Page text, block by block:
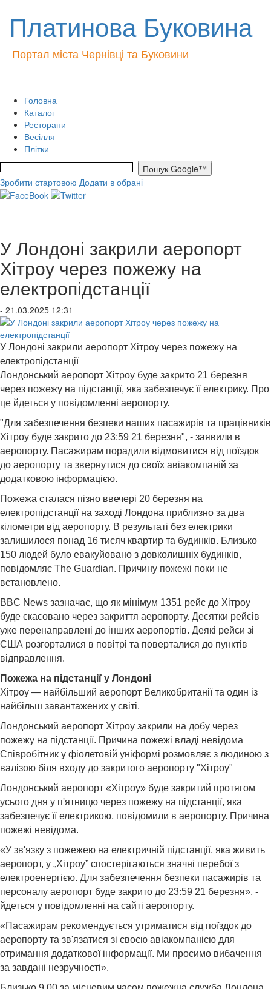
Платинова Буковина
Портал міста Чернівці та Буковини
Головна
Каталог
Ресторани
Весілля
Плітки
Зробити стартовою Додати в обрані
У Лондоні закрили аеропорт
Хітроу через пожежу на
електропідстанції
- 21.03.2025 12:31
У Лондоні закрили аеропорт Хітроу через пожежу на
електропідстанції
Лондонський аеропорт Хітроу буде закрито 21 березня
через пожежу на підстанції, яка забезпечує її електрику. Про
це йдеться у повідомленні аеропорту.
"Для забезпечення безпеки наших пасажирів та працівників
Хітроу буде закрито до 23:59 21 березня", - заявили в
аеропорту. Пасажирам порадили відмовитися від поїздок
до аеропорту та звернутися до своїх авіакомпаній за
додатковою інформацією.
Пожежа сталася пізно ввечері 20 березня на
електропідстанції на заході Лондона приблизно за два
кілометри від аеропорту. В результаті без електрики
залишилося понад 16 тисяч квартир та будинків. Близько
150 людей було евакуйовано з довколишніх будинків,
повідомляє The Guardian. Причину пожежі поки не
встановлено.
BBC News зазначає, що як мінімум 1351 рейс до Хітроу
буде скасовано через закриття аеропорту. Десятки рейсів
уже перенаправлені до інших аеропортів. Деякі рейси зі
США розгорталися в повітрі та поверталися до пунктів
відправлення.
Пожежа на підстанції у Лондоні
Хітроу — найбільший аеропорт Великобританії та один із
найбільш завантажених у світі.
Лондонський аеропорт Хітроу закрили на добу через
пожежу на підстанції. Причина пожежі владі невідома
Співробітник у фіолетовій уніформі розмовляє з людиною з
валізою біля входу до закритого аеропорту "Хітроу"
Лондонський аеропорт «Хітроу» буде закритий протягом
усього дня у п'ятницю через пожежу на підстанції, яка
забезпечує її електрикою, повідомили в аеропорту. Причина
пожежі невідома.
«У зв'язку з пожежею на електричній підстанції, яка живить
аеропорт, у „Хітроу” спостерігаються значні перебої з
електроенергією. Для забезпечення безпеки пасажирів та
персоналу аеропорт буде закрито до 23:59 21 березня», -
йдеться у повідомленні на сайті аеропорту.
«Пасажирам рекомендується утриматися від поїздок до
аеропорту та зв'язатися зі своєю авіакомпанією для
отримання додаткової інформації. Ми просимо вибачення
за завдані незручності».